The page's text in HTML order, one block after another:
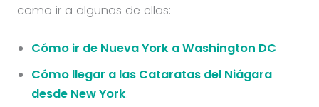
como ir a algunas de ellas:
Cómo ir de Nueva York a Washington DC
Cómo llegar a las Cataratas del Niágara
desde New York.